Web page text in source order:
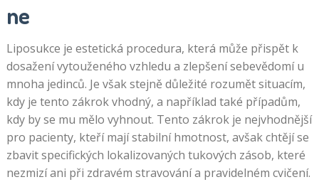
ne
Liposukce je estetická procedura, která může přispět k
dosažení vytouženého vzhledu a zlepšení sebevědomí u
mnoha jedinců. Je však stejně důležité rozumět situacím,
kdy je tento zákrok vhodný, a například také případům,
kdy by se mu mělo vyhnout. Tento zákrok je nejvhodnější
pro pacienty, kteří mají stabilní hmotnost, avšak chtějí se
zbavit specifických lokalizovaných tukových zásob, které
nezmizí ani při zdravém stravování a pravidelném cvičení.